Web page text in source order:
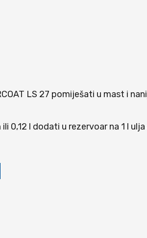
LS 27 pomiješati u mast i
0,12 l dodati u rezervoar na 1 l